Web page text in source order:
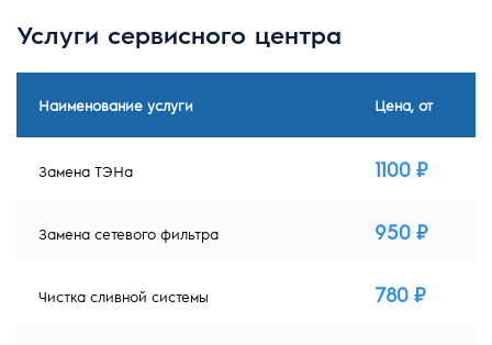
Услуги сервисного центра
Наименование услуги Цена, от
Замена ТЭНа 1100 ₽
Замена сетевого фильтра 950 ₽
Чистка сливной системы 780 ₽